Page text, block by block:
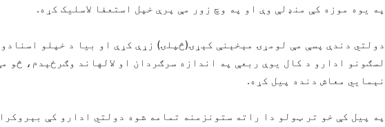
په یوه موزه کې منډلې وې او په وچ زور مې پرې خپل استعفا لاسلیک کړه.
دولتي دندې پسې مې لومړۍ مېخېنې کېړۍ(څپلۍ) زړې کړې او بیا د خپلو
لسګونو ادارو د کال یوې ربعې په اندازه سرګردان او لالهاند وګرځېدم، څو
نېمايي معاش دنده پیل کړه.
په پیل کې خو تر ټولو دا راته ستونزمنه تمامه شوه دولتي ادارو کې